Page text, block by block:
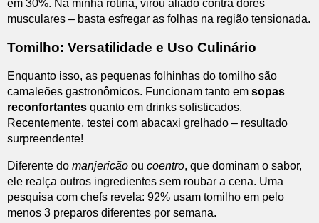
em 30%. Na minha rotina, virou aliado contra dores
musculares – basta esfregar as folhas na região tensionada.
Tomilho: Versatilidade e Uso Culinário
Enquanto isso, as pequenas folhinhas do tomilho são
camaleões gastronômicos. Funcionam tanto em sopas
reconfortantes quanto em drinks sofisticados.
Recentemente, testei com abacaxi grelhado – resultado
surpreendente!
Diferente do manjericão ou coentro, que dominam o sabor,
ele realça outros ingredientes sem roubar a cena. Uma
pesquisa com chefs revela: 92% usam tomilho em pelo
menos 3 preparos diferentes por semana.